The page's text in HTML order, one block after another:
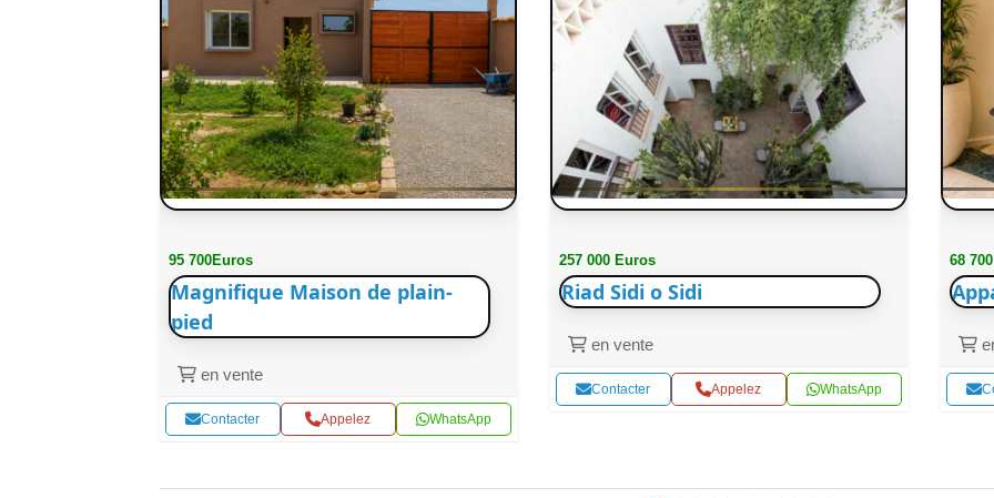
95 700Euros
Magnifique Maison de plain-
pied
en vente
Contacter Appelez WhatsApp
257 000 Euros
Riad Sidi o Sidi
en vente
Contacter Appelez WhatsApp
68